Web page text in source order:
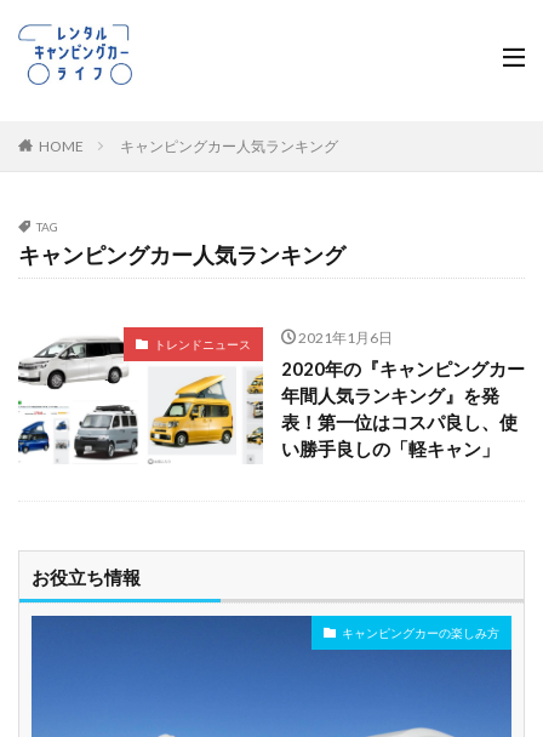
HOME キャンピングカー人気ランキング
TAG
キャンピングカー人気ランキング
トレンドニュース 2021年1月6日
2020年の『キャンピングカー
年間人気ランキング』を発
表！第一位はコスパ良し、使
い勝手良しの「軽キャン」
お役立ち情報
キャンピングカーの楽しみ方